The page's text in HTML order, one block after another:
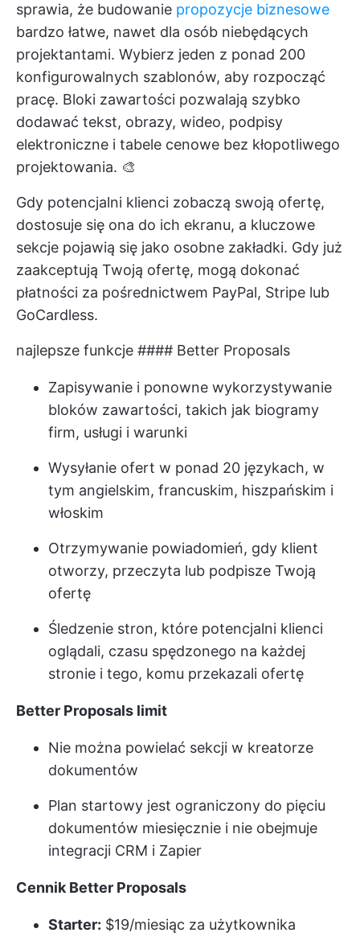
sprawia, że budowanie propozycje biznesowe
bardzo łatwe, nawet dla osób niebędących
projektantami. Wybierz jeden z ponad 200
konfigurowalnych szablonów, aby rozpocząć
pracę. Bloki zawartości pozwalają szybko
dodawać tekst, obrazy, wideo, podpisy
elektroniczne i tabele cenowe bez kłopotliwego
projektowania. 🎨
Gdy potencjalni klienci zobaczą swoją ofertę,
dostosuje się ona do ich ekranu, a kluczowe
sekcje pojawią się jako osobne zakładki. Gdy już
zaakceptują Twoją ofertę, mogą dokonać
płatności za pośrednictwem PayPal, Stripe lub
GoCardless.
najlepsze funkcje #### Better Proposals
Zapisywanie i ponowne wykorzystywanie
bloków zawartości, takich jak biogramy
firm, usługi i warunki
Wysyłanie ofert w ponad 20 językach, w
tym angielskim, francuskim, hiszpańskim i
włoskim
Otrzymywanie powiadomień, gdy klient
otworzy, przeczyta lub podpisze Twoją
ofertę
Śledzenie stron, które potencjalni klienci
oglądali, czasu spędzonego na każdej
stronie i tego, komu przekazali ofertę
Better Proposals limit
Nie można powielać sekcji w kreatorze
dokumentów
Plan startowy jest ograniczony do pięciu
dokumentów miesięcznie i nie obejmuje
integracji CRM i Zapier
Cennik Better Proposals
Starter: $19/miesiąc za użytkownika